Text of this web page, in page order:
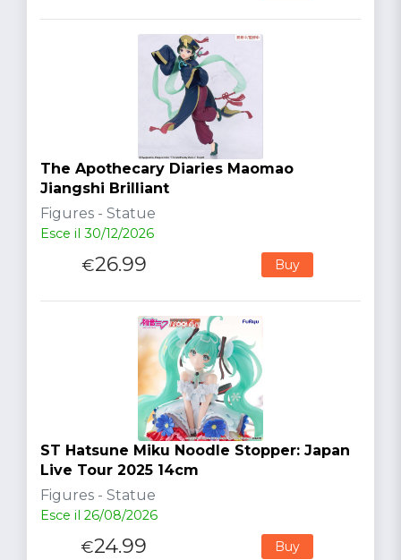
The Apothecary Diaries Maomao
Jiangshi Brilliant
Figures - Statue
Esce il 30/12/2026
€26.99 Buy
ST Hatsune Miku Noodle Stopper: Japan
Live Tour 2025 14cm
Figures - Statue
Esce il 26/08/2026
€24.99 Buy